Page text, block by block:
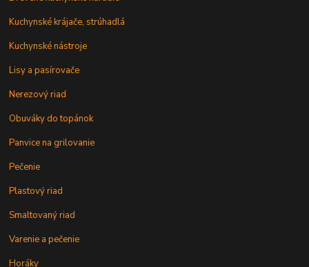
Kuchynské krájače, strúhadlá
Kuchynské nástroje
Lisy a pasírovače
Nerezový riad
Obuváky do topánok
Panvice na grilovanie
Pečenie
Plastový riad
Smaltovaný riad
Varenie a pečenie
Horáky